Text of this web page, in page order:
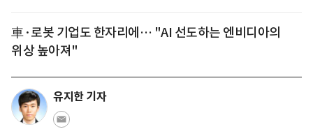
車·로봇 기업도 한자리에… "AI 선도하는 엔비디아의
위상 높아져"
유지한 기자